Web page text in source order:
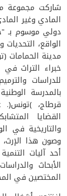
شاركت مجموعة
المادي وغير
دولي موسوم بـ
مدينة
خبراء التراث في
للدراسات
بالمدرسة
قرطاج، )تونس(.
القضايا
والتاريخية في
وصون هذا
أحد آليات
الأبحاث
المختصين في